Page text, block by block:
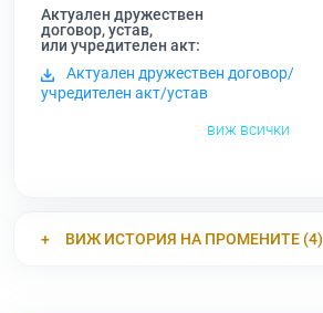
Актуален дружествен
договор, устав,
или учредителен акт:
Актуален дружествен договор/
учредителен акт/устав
виж всички
ВИЖ ИСТОРИЯ НА ПРОМЕНИТЕ (4)